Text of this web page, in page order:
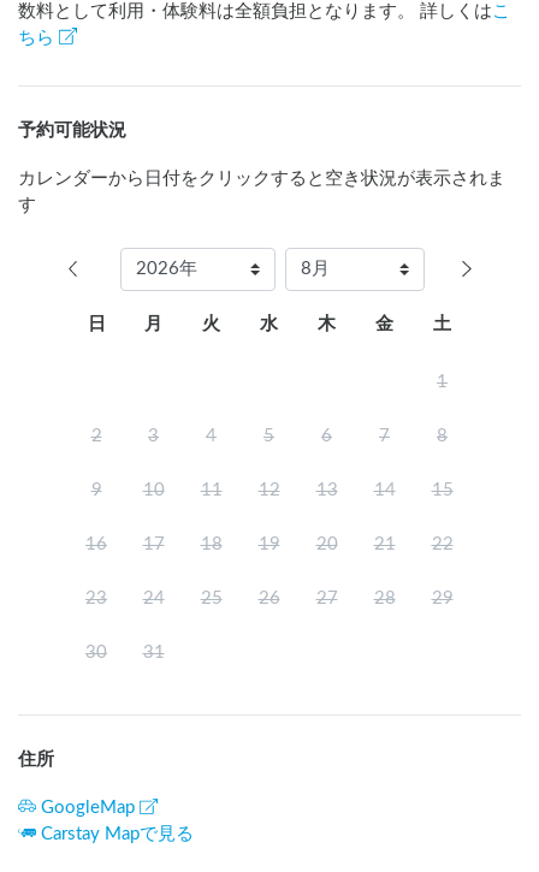
数料として利用・体験料は全額負担となります。 詳しくは こ
ちら
予約可能状況
カレンダーから日付をクリックすると空き状況が表示されま
す
日 月 火 水 木 金 土
1
2 3 4 5 6 7 8
9 10 11 12 13 14 15
16 17 18 19 20 21 22
23 24 25 26 27 28 29
30 31
住所
GoogleMap
Carstay Mapで見る